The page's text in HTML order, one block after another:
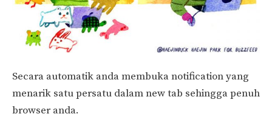
Secara automatik anda membuka notification yang
menarik satu persatu dalam new tab sehingga penuh
browser anda.